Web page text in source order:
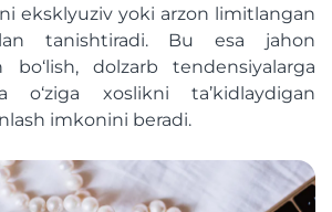
eksklyuziv yoki arzon limitlangan
tanishtiradi. Bu esa jahon
bo‘lish, dolzarb tendensiyalarga
xoslikni ta’kidlaydigan
imkonini beradi.